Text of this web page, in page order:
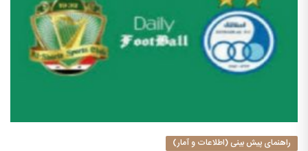
راهنمای پیش بینی (اطلاعات و آمار)